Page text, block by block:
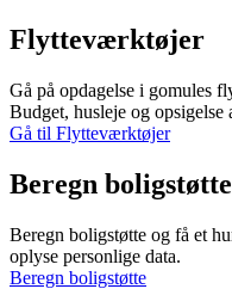
Flytteværktøjer
Gå på opdagelse i gomules
Budget, husleje og opsigelse
Gå til Flytteværktøjer
Beregn boligstøtte
Beregn boligstøtte og få et
oplyse personlige data.
Beregn boligstøtte